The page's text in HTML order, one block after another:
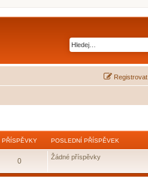
Registrovat
PŘÍSPĚVKY POSLEDNÍ PŘÍSPĚVEK
0 Žádné příspěvky